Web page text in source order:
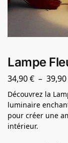
Lampe
34,90€ – 39,90
Découvrez la
luminaire
pour créer une
intérieur.